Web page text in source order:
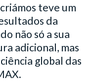
teve um
da
não só a sua
adicional, mas
global das